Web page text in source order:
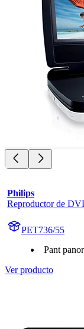
Philips
Reproductor de
PET736/55
Pant
Ver producto